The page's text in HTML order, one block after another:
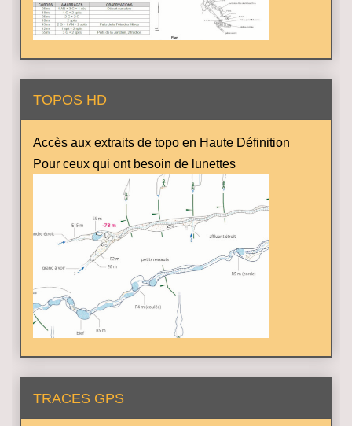
TOPOS HD
Accès aux extraits de topo en Haute Définition
Pour ceux qui ont besoin de lunettes
TRACES GPS